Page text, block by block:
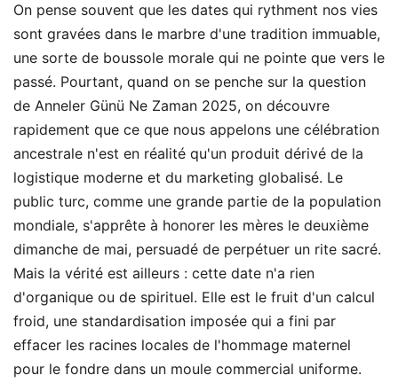
On pense souvent que les dates qui rythment nos vies
sont gravées dans le marbre d'une tradition immuable,
une sorte de boussole morale qui ne pointe que vers le
passé. Pourtant, quand on se penche sur la question
de Anneler Günü Ne Zaman 2025, on découvre
rapidement que ce que nous appelons une célébration
ancestrale n'est en réalité qu'un produit dérivé de la
logistique moderne et du marketing globalisé. Le
public turc, comme une grande partie de la population
mondiale, s'apprête à honorer les mères le deuxième
dimanche de mai, persuadé de perpétuer un rite sacré.
Mais la vérité est ailleurs : cette date n'a rien
d'organique ou de spirituel. Elle est le fruit d'un calcul
froid, une standardisation imposée qui a fini par
effacer les racines locales de l'hommage maternel
pour le fondre dans un moule commercial uniforme.